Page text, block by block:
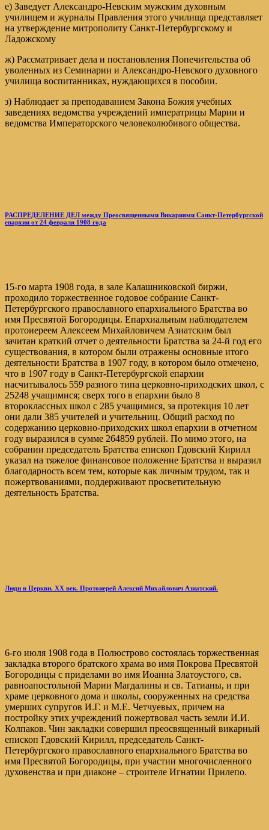
е) Заведует Александро-Невским мужским духовным
училищем и журналы Правления этого училища представляет
на утверждение митрополиту Санкт-Петербургскому и
Ладожскому
ж) Рассматривает дела и постановления Попечительства об
уволенных из Семинарии и Александро-Невского духовного
училища воспитанниках, нуждающихся в пособии.
з) Наблюдает за преподаванием Закона Божия учебных
заведениях ведомства учреждений императрицы Марии и
ведомства Императорского человеколюбивого общества.
РАСПРЕДЕЛЕНИЕ ДЕЛ между Преосвященными Викариями Санкт-Петербургской
епархии от 24 февраля 1908 года
15-го марта 1908 года, в зале Калашниковской биржи,
проходило торжественное годовое собрание Санкт-
Петербургского православного епархиального Братства во
имя Пресвятой Богородицы. Епархиальным наблюдателем
протоиереем Алексеем Михайловичем Азиатским был
зачитан краткий отчет о деятельности Братства за 24-й год его
существования, в котором были отражены основные итого
деятельности Братства в 1907 году, в котором было отмечено,
что в 1907 году в Санкт-Петербургской епархии
насчитывалось 559 разного типа церковно-приходских школ, с
25248 учащимися; сверх того в епархии было 8
второклассных школ с 285 учащимися, за протекция 10 лет
они дали 385 учителей и учительниц. Общий расход по
содержанию церковно-приходских школ епархии в отчетном
году выразился в сумме 264859 рублей. По мимо этого, на
собрании председатель Братства епископ Гдовский Кирилл
указал на тяжелое финансовое положение Братства и выразил
благодарность всем тем, которые как личным трудом, так и
пожертвованиями, поддерживают просветительную
деятельность Братства.
Люди в Церкви. ХХ век. Протоиерей Алексий Михайлович Азиатский.
6-го июля 1908 года в Полюстрово состоялась торжественная
закладка второго братского храма во имя Покрова Пресвятой
Богородицы с приделами во имя Иоанна Златоустого, св.
равноапостольной Марии Магдалины и св. Татианы, и при
храме церковного дома и школы, сооруженных на средства
умерших супругов И.Г. и М.Е. Четчуевых, причем на
постройку этих учреждений пожертвовал часть земли И.И.
Колпаков. Чин закладки совершил преосвященный викарный
епископ Гдовский Кирилл, председатель Санкт-
Петербургского православного епархиального Братства во
имя Пресвятой Богородицы, при участии многочисленного
духовенства и при диаконе – строителе Игнатии Прилепо.